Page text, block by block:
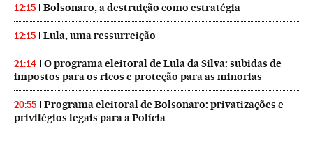
12:15 Bolsonaro, a destruição como estratégia
12:15 Lula, uma ressurreição
21:14
O programa eleitoral de Lula da Silva: subidas de
impostos para os ricos e proteção para as minorias
20:55
Programa eleitoral de Bolsonaro: privatizações e
privilégios legais para a Polícia